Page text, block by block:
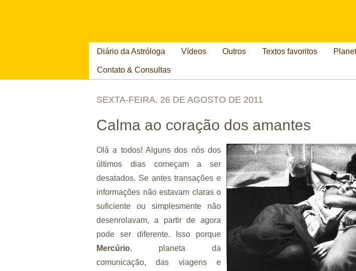
Diário da Astróloga Vídeos Outros Textos favoritos
Contato & Consultas
SEXTA-FEIRA, 26 DE AGOSTO DE 2011
Calma ao coração dos amantes
Olá a todos! Alguns dos nós dos
últimos dias começam a ser
desatados. Se antes transações e
informações não estavam claras o
suficiente ou simplesmente não
desenrolavam, a partir de agora
pode ser diferente. Isso porque
Mercúrio, planeta da
comunicação, das viagens e